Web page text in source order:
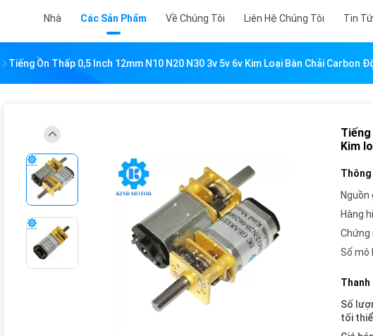
Nhà Các Sản Phẩm Về Chúng Tôi Liên Hệ Chúng Tôi Tin
Tiếng Ồn Thấp 0,5 Inch 12mm N10 N20 N30 3v 5v 6v Kim Loại Bàn Chải Carbon
Tiếng
Kim
Nguồn
Hàng
Chứng
Số mô
Số
tối